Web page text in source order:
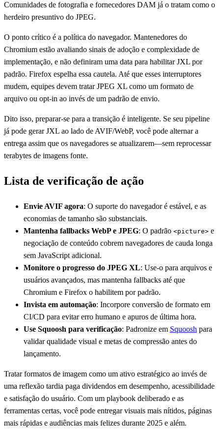
Comunidades de fotografia e fornecedores DAM já o tratam como o
herdeiro presuntivo do JPEG.
O ponto crítico é a política do navegador. Mantenedores do
Chromium estão avaliando sinais de adoção e complexidade de
implementação, e não definiram uma data para habilitar JXL por
padrão. Firefox espelha essa cautela. Até que esses interruptores
mudem, equipes devem tratar JPEG XL como um formato de
arquivo ou opt-in ao invés de um padrão de envio.
Dito isso, preparar-se para a transição é inteligente. Se seu pipeline
já pode gerar JXL ao lado de AVIF/WebP, você pode alternar a
entrega assim que os navegadores se atualizarem—sem reprocessar
terabytes de imagens fonte.
Lista de verificação de ação
Envie AVIF agora: O suporte do navegador é estável, e as
economias de tamanho são substanciais.
Mantenha fallbacks WebP e JPEG: O padrão <picture> e
negociação de conteúdo cobrem navegadores de cauda longa
sem JavaScript adicional.
Monitore o progresso do JPEG XL: Use-o para arquivos e
usuários avançados, mas mantenha fallbacks até que
Chromium e Firefox o habilitem por padrão.
Invista em automação: Incorpore conversão de formato em
CI/CD para evitar erro humano e apuros de última hora.
Use Squoosh para verificação: Padronize em Squoosh para
validar qualidade visual e metas de compressão antes do
lançamento.
Tratar formatos de imagem como um ativo estratégico ao invés de
uma reflexão tardia paga dividendos em desempenho, acessibilidade
e satisfação do usuário. Com um playbook deliberado e as
ferramentas certas, você pode entregar visuais mais nítidos, páginas
mais rápidas e audiências mais felizes durante 2025 e além.